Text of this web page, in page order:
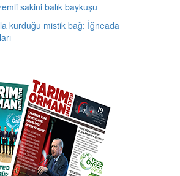
sakini balık baykuşu
kurduğu mistik bağ: İğneada